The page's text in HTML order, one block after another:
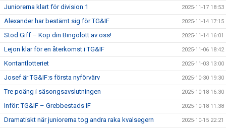
Juniorerna klart för division 1 2025-11-17 18:53
Alexander har bestämt sig för TG&IF 2025-11-14 17:15
Stöd Giff – Köp din Bingolott av oss! 2025-11-14 16:01
Lejon klar för en återkomst i TG&IF 2025-11-06 18:42
Kontantlotteriet 2025-11-03 13:00
Josef är TG&IF:s första nyförvärv 2025-10-30 19:30
Tre poäng i säsongsavslutningen 2025-10-18 16:30
Inför: TG&IF – Grebbestads IF 2025-10-18 11:38
Dramatiskt när juniorerna tog andra raka kvalsegern 2025-10-15 22:21